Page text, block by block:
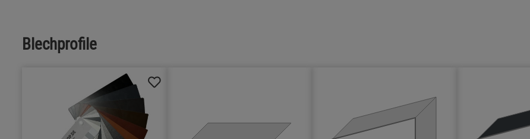
Blechprofile